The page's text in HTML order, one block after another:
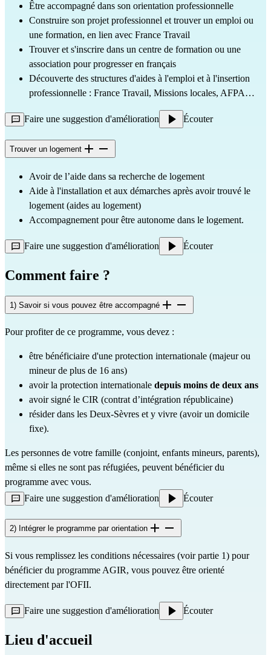
Être accompagné dans son orientation professionnelle
Construire son projet professionnel et trouver un emploi ou
une formation, en lien avec France Travail
Trouver et s'inscrire dans un centre de formation ou une
association pour progresser en français
Découverte des structures d'aides à l'emploi et à l'insertion
professionnelle : France Travail, Missions locales, AFPA…
Faire une suggestion d'amélioration Écouter
Trouver un logement
Avoir de l’aide dans sa recherche de logement
Aide à l'installation et aux démarches après avoir trouvé le
logement (aides au logement)
Accompagnement pour être autonome dans le logement.
Faire une suggestion d'amélioration Écouter
Comment faire ?
1) Savoir si vous pouvez être accompagné
Pour profiter de ce programme, vous devez :
être bénéficiaire d'une protection internationale (majeur ou
mineur de plus de 16 ans)
avoir la protection internationale depuis moins de deux ans
avoir signé le CIR (contrat d’intégration républicaine)
résider dans les Deux-Sèvres et y vivre (avoir un domicile
fixe).
Les personnes de votre famille (conjoint, enfants mineurs, parents),
même si elles ne sont pas réfugiées, peuvent bénéficier du
programme avec vous.
Faire une suggestion d'amélioration
Écouter
2) Intégrer le programme par orientation
Si vous remplissez les conditions nécessaires (voir partie 1) pour
bénéficier du programme AGIR, vous pouvez être orienté
directement par l'OFII.
Faire une suggestion d'amélioration Écouter
Lieu d'accueil